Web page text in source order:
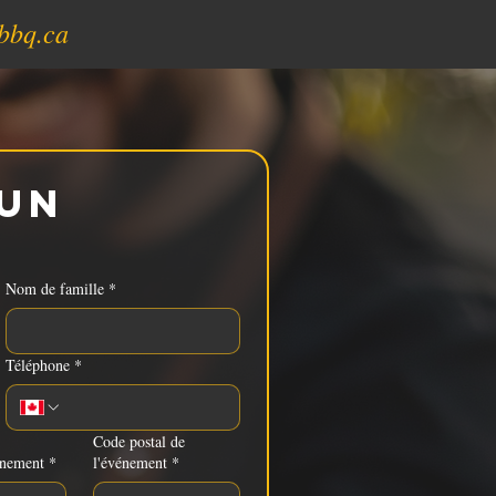
Nom de famille *
Téléphone *
*
Code postal de
l'événement *